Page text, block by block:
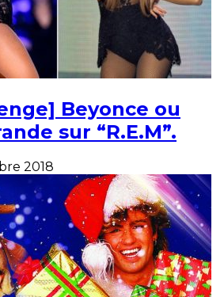
Beyonce ou
sur “R.E.M”.
2018